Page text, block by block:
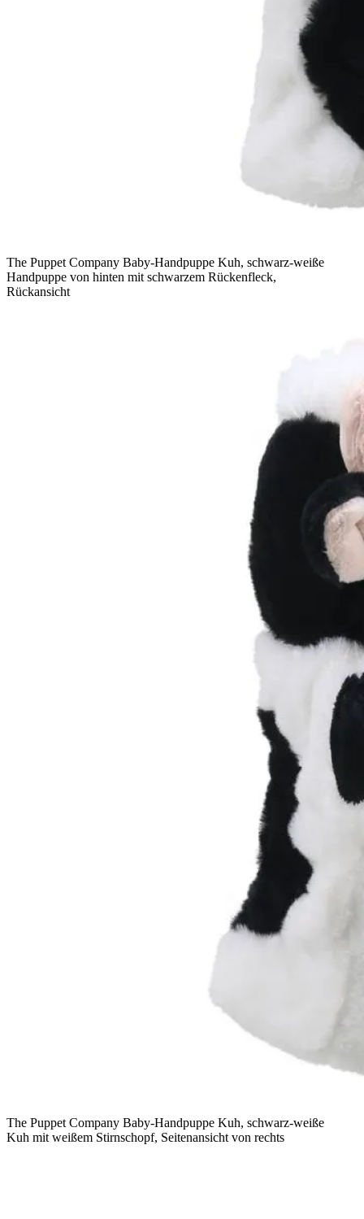
The Puppet Company Baby-Handpuppe Kuh, schwarz-weiße
Handpuppe von hinten mit schwarzem Rückenfleck,
Rückansicht
The Puppet Company Baby-Handpuppe Kuh, schwarz-weiße
Kuh mit weißem Stirnschopf, Seitenansicht von rechts